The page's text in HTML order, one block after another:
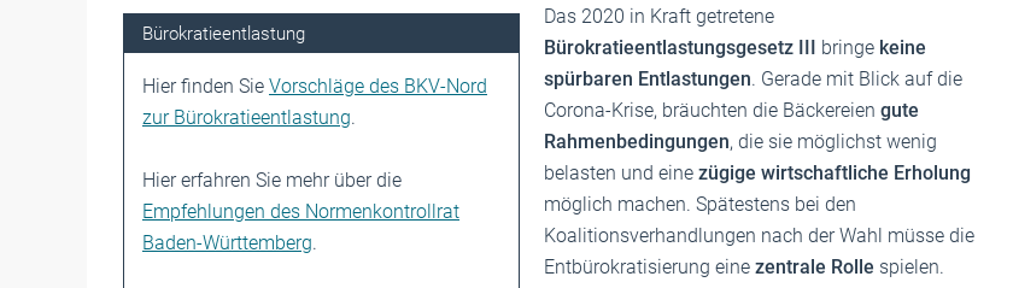
Bürokratieentlastung
Hier finden Sie Vorschläge des BKV-Nord
zur Bürokratieentlastung.
Hier erfahren Sie mehr über die
Empfehlungen des Normenkontrollrat
Baden-Württemberg.
Das 2020 in Kraft getretene
Bürokratieentlastungsgesetz III
bringe keine
spürbaren Entlastungen. Gerade mit Blick auf die
Corona-Krise, bräuchten die Bäckereien gute
Rahmenbedingungen, die sie möglichst wenig
belasten und eine zügige wirtschaftliche Erholung
möglich machen. Spätestens bei den
Koalitionsverhandlungen nach der Wahl müsse die
Entbürokratisierung eine zentrale Rolle spielen.